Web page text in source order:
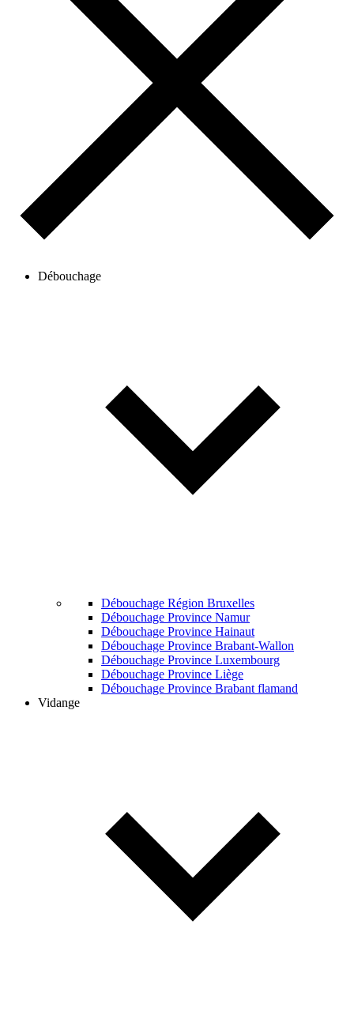
Débouchage
Débouchage Région Bruxelles
Débouchage Province Namur
Débouchage Province Hainaut
Débouchage Province Brabant-Wallon
Débouchage Province Luxembourg
Débouchage Province Liège
Débouchage Province Brabant flamand
Vidange